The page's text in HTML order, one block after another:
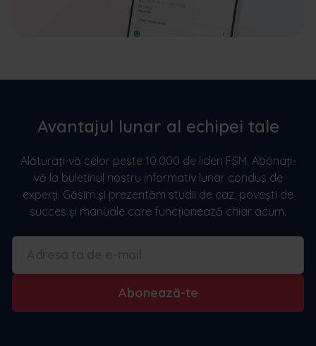
Avantajul lunar al echipei tale
Alăturați-vă celor peste 10.000 de lideri FSM. Abonați-
vă la buletinul nostru informativ lunar condus de
experți. Găsim și prezentăm studii de caz, povești de
succes și manuale care funcționează chiar acum.
Abonează-te